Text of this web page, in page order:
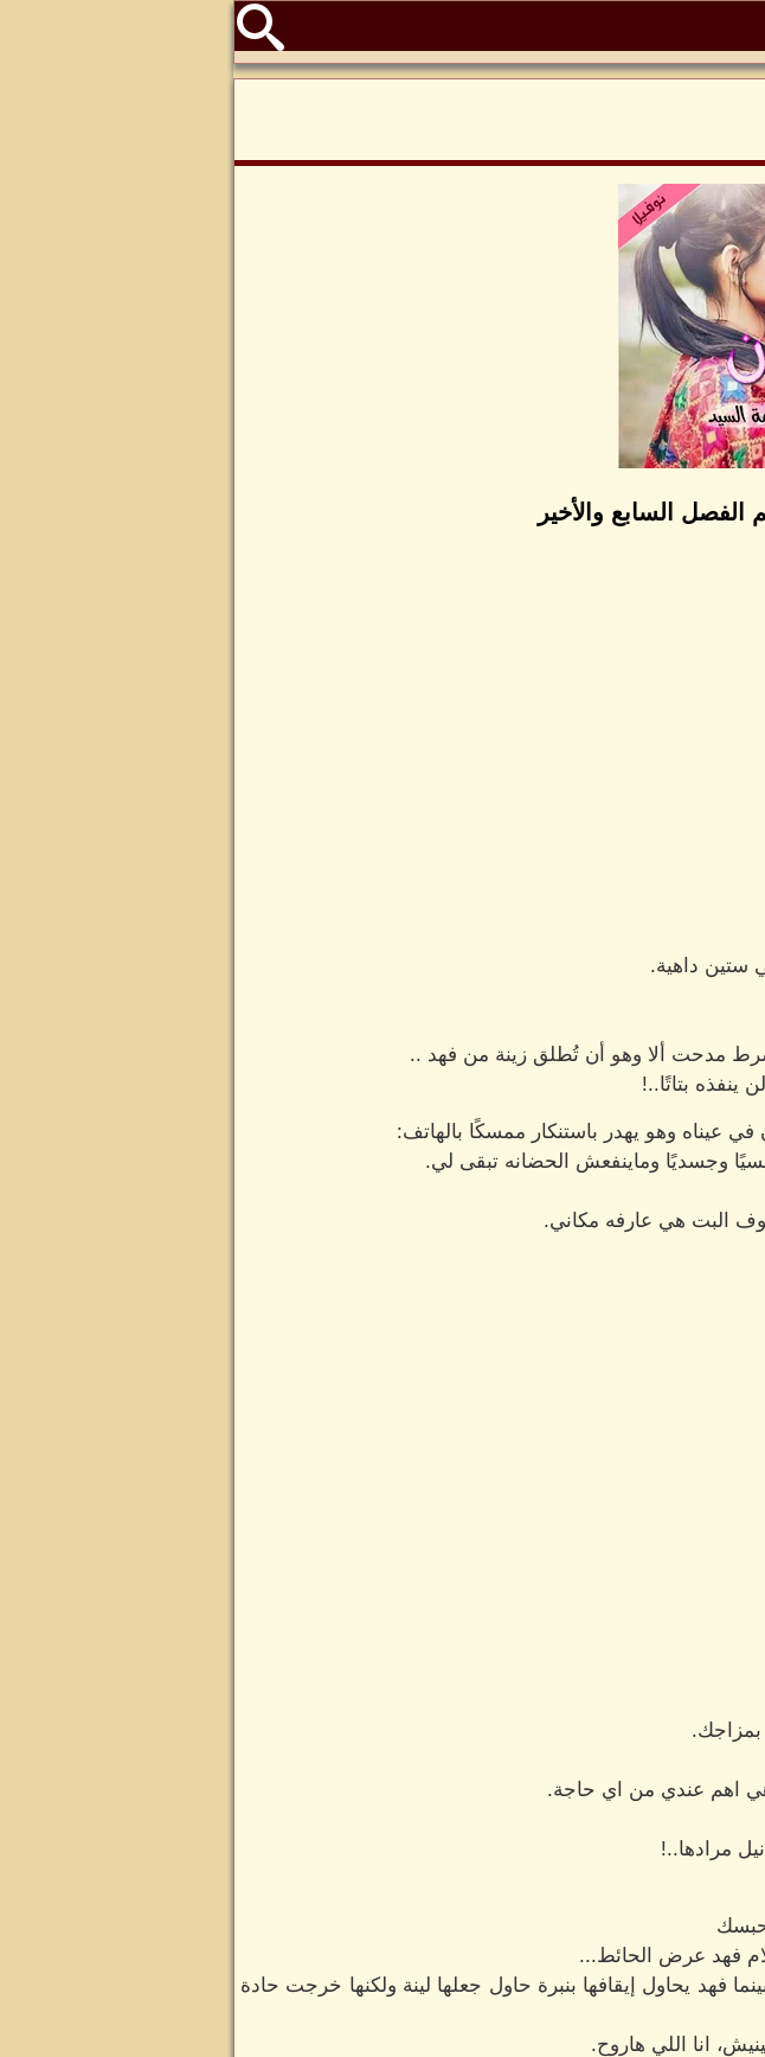
الفصل السابع والأخير
ستين داهية.
شرط مدحت ألا وهو أن تُطلق زينة من فهد ..
بتاتًا..!
عيناه وهو يهدر باستنكار ممسكًا بالهاتف:
وجسديًا وماينفعش الحضانه تبقى لي.
البت هي عارفه مكاني.
اهم عندي من اي حاجة.
مرادها..!
فهد عرض الحائط...
فهد يحاول إيقافها بنبرة حاول جعلها لينة ولكنها خرجت حادة
انا اللي هاروح.